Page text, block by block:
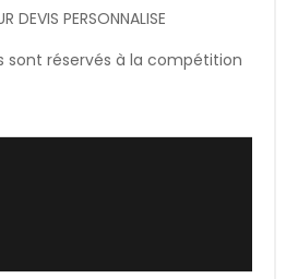
DEVIS PERSONNALISE
sont réservés à la compétition